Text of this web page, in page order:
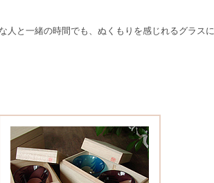
人と一緒の時間でも、ぬくもりを感じれるグラスに